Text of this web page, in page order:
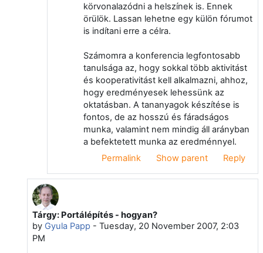
körvonalazódni a helszínek is. Ennek
örülök. Lassan lehetne egy külön fórumot
is indítani erre a célra.
Számomra a konferencia legfontosabb
tanulsága az, hogy sokkal több aktivitást
és kooperativitást kell alkalmazni, ahhoz,
hogy eredményesek lehessünk az
oktatásban. A tananyagok készítése is
fontos, de az hosszú és fáradságos
munka, valamint nem mindig áll arányban
a befektetett munka az eredménnyel.
Permalink
Show parent Reply
In reply to Deleted user
Tárgy: Portálépítés - hogyan?
by Gyula Papp - Tuesday, 20 November 2007, 2:03
PM